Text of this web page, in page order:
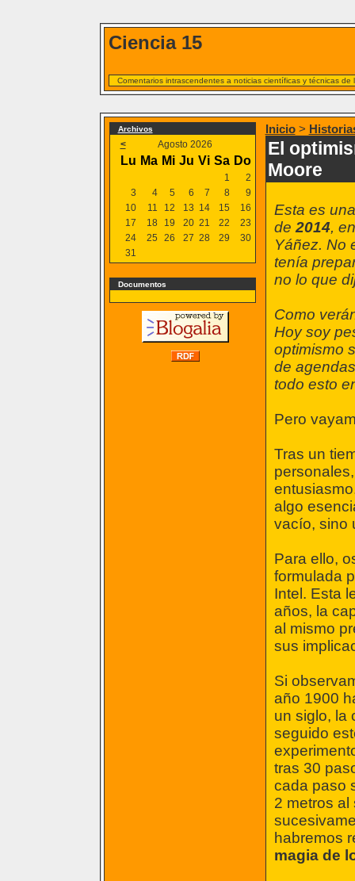
Ciencia 15
Comentarios intrascendentes a noticias científicas y técnicas de
Archivos
< Agosto 2026
Lu Ma Mi Ju Vi Sa Do
1
2
3
4 5 6 7 8
9
10
11 12 13 14 15
16
17
18 19 20 21 22
23
24
25 26 27 28 29
30
31
Documentos
Inicio>
El
Moore
Esta es
de 2014,
Yáñez. No
tenía
no lo que
Como
Hoy soy
optimismo
de
todo esto
Pero
Tras un
algo
vacío, sino
Para ello,
formulada
Intel. Esta
años, la
al mismo
sus
Si
año 1900
un siglo, la
seguido
tras 30
cada paso
2 metros al
habremos
magia de